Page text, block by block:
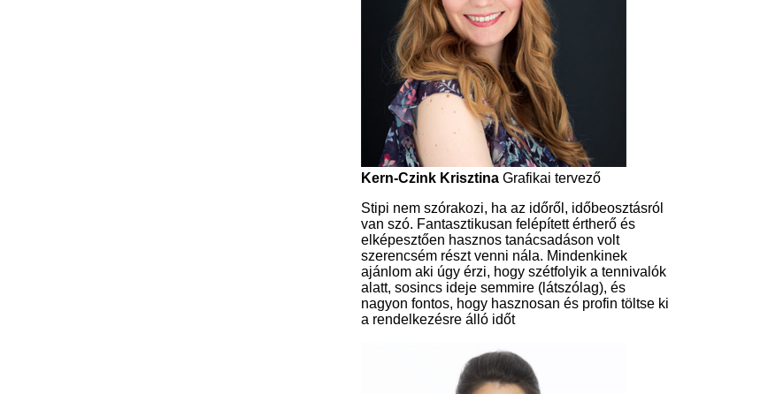
Kern-Czink Krisztina Grafikai tervező
Stipi nem szórakozi, ha az időről, időbeosztásról
van szó. Fantasztikusan felépített értherő és
elképesztően hasznos tanácsadáson volt
szerencsém részt venni nála. Mindenkinek
ajánlom aki úgy érzi, hogy szétfolyik a tennivalók
alatt, sosincs ideje semmire (látszólag), és
nagyon fontos, hogy hasznosan és profin töltse ki
a rendelkezésre álló időt